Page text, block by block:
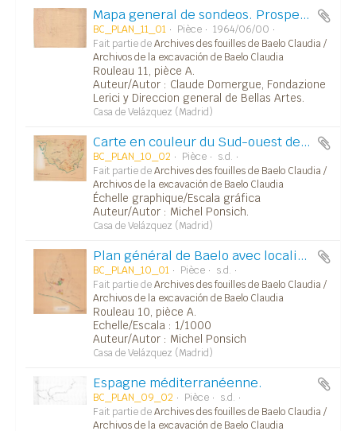
Mapa general de sondeos. Prospeccion Arqueologico-geofisica de Baelo (Cadiz).
BC_PLAN_11_01 Pièce
1964/06/00
Fait partie deArchives des fouilles de Baelo Claudia /
Archivos de la excavación de Baelo Claudia
Rouleau 11, pièce A.
Auteur/Autor : Claude Domergue, Fondazione
Lerici y Direccion general de Bellas Artes.
Casa de Velázquez (Madrid)
Carte en couleur du Sud-ouest de l'Espagne méditerranéenne.
BC_PLAN_10_02 Pièce
s.d.
Fait partie deArchives des fouilles de Baelo Claudia /
Archivos de la excavación de Baelo Claudia
Échelle graphique/Escala gráfica
Auteur/Autor : Michel Ponsich.
Casa de Velázquez (Madrid)
Plan général de Baelo avec localisation des bâtiments.
BC_PLAN_10_01 Pièce
s.d.
Fait partie deArchives des fouilles de Baelo Claudia /
Archivos de la excavación de Baelo Claudia
Rouleau 10, pièce A.
Echelle/Escala : 1/1000
Auteur/Autor : Michel Ponsich
Casa de Velázquez (Madrid)
Espagne méditerranéenne.
BC_PLAN_09_02 Pièce
s.d.
Fait partie deArchives des fouilles de Baelo Claudia /
Archivos de la excavación de Baelo Claudia